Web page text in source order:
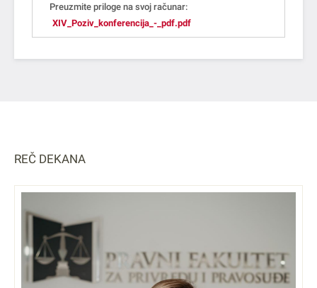
Preuzmite priloge na svoj računar:
XIV_Poziv_konferencija_-_pdf.pdf
REČ DEKANA